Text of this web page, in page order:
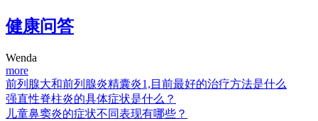
健康问答
Wenda
more
前列腺大和前列腺炎精囊炎1,目前最好的治疗方法是什么
强直性脊柱炎的具体症状是什么？
儿童鼻窦炎的症状不同表现有哪些？